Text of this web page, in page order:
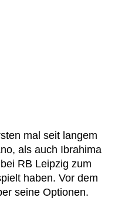
mal seit langem
als auch Ibrahima
RB Leipzig zum
haben. Vor dem
seine Optionen.